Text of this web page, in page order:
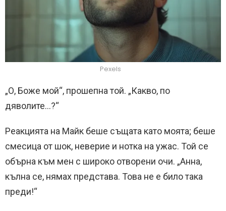
Pexels
„О, Боже мой“, прошепна той. „Какво, по
дяволите…?“
Реакцията на Майк беше същата като моята; беше
смесица от шок, неверие и нотка на ужас. Той се
обърна към мен с широко отворени очи. „Анна,
кълна се, нямах представа. Това не е било така
преди!“